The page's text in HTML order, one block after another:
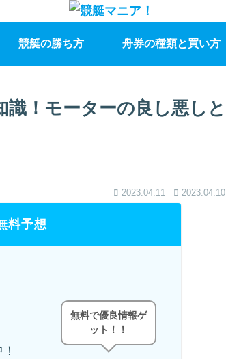
競艇の勝ち方 舟券の種類と買い方
識！モーターの良し悪しと
2023.04.11
2023.04.10
料予想
無料で優良情報ゲ
ット！！